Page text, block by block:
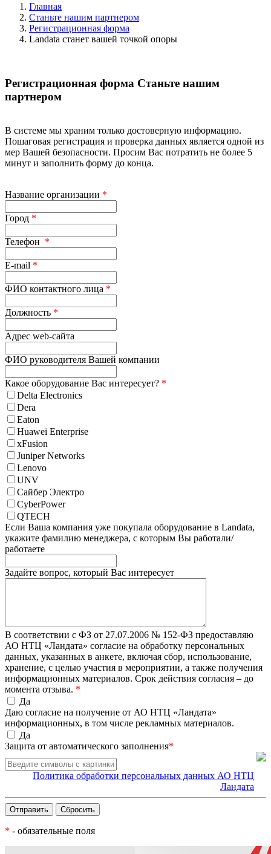
Главная
Станьте нашим партнером
Регистрационная форма
Landata станет вашей точкой опоры
Регистрационная форма Станьте нашим
партнером
В системе мы храним только достоверную информацию.
Пошаговая регистрация и проверка данных является одной из
мер Вашей безопасности. Просим Вас потратить не более 5
минут и заполнить форму до конца.
Название организации *
Город *
Телефон *
E-mail *
ФИО контактного лица *
Должность *
Адрес web-сайта
ФИО руководителя Вашей компании
Какое оборудование Вас интересует? *
Delta Electronics
Dera
Eaton
Huawei Enterprise
xFusion
Juniper Networks
Lenovo
UNV
Сайбер Электро
CyberPower
QTECH
Если Ваша компания уже покупала оборудование в Landata,
укажите фамилию менеджера, с которым Вы работали/
работаете
Задайте вопрос, который Вас интересует
В соответствии с ФЗ от 27.07.2006 № 152-ФЗ предоставляю
АО НТЦ «Ландата» согласие на обработку персональных
данных, указанных в анкете, включая сбор, использование,
хранение, с целью участия в мероприятии, а также получения
информационных материалов. Срок действия согласия – до
момента отзыва. *
Да
Даю согласие на получение от АО НТЦ «Ландата»
информационных, в том числе рекламных материалов.
Да
Защита от автоматического заполнения*
Политика обработки персональных данных АО НТЦ
Ландата
* - обязательные поля